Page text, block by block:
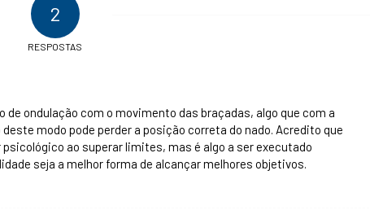
2
RESPOSTAS
de ondulação com o movimento das braçadas, algo que com a
modo pode perder a posição correta do nado. Acredito que
ao superar limites, mas é algo a ser executado
seja a melhor forma de alcançar melhores objetivos.